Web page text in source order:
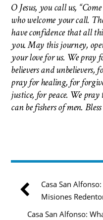
O Jesus, you call us,
who welcome your call.
have confidence that all
you. May this journey,
your love for us. We pray
believers and unbelievers,
pray for healing, for
justice, for peace. We
can be fishers of men.
Casa San
Misiones
Casa San Alfonso: